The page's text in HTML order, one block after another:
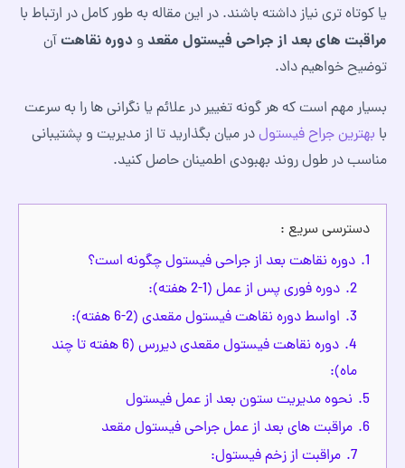
یا کوتاه‌ تری نیاز داشته باشند. در این مقاله به طور کامل در ارتباط با
مراقبت های بعد از جراحی فیستول مقعد و دوره نقاهتآن
توضیح خواهیم داد.
بسیار مهم است که هر گونه تغییر در علائم یا نگرانی ها را به سرعت
با بهترین جراح فیستول در میان بگذارید تا از مدیریت و پشتیبانی
مناسب در طول روند بهبودی اطمینان حاصل کنید.
دسترسی سریع :
1. دوره نقاهت بعد از جراحی فیستول چگونه است؟
2. دوره فوری پس از عمل (1-2 هفته):
3. اواسط دوره نقاهت فیستول مقعدی (2-6 هفته):
4.
دوره نقاهت فیستول مقعدی دیررس (6 هفته تا چند
ماه):
5. نحوه مدیریت ستون بعد از عمل فیستول
6. مراقبت های بعد از عمل جراحی فیستول مقعد
7. مراقبت از زخم فیستول: